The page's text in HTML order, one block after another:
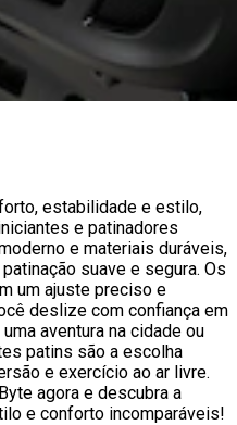
estabilidade e estilo,
e patinadores
e materiais duráveis,
suave e segura. Os
um ajuste preciso e
deslize com confiança em
aventura na cidade ou
patins são a escolha
e exercício ao ar livre.
agora e descubra a
e conforto incomparáveis!